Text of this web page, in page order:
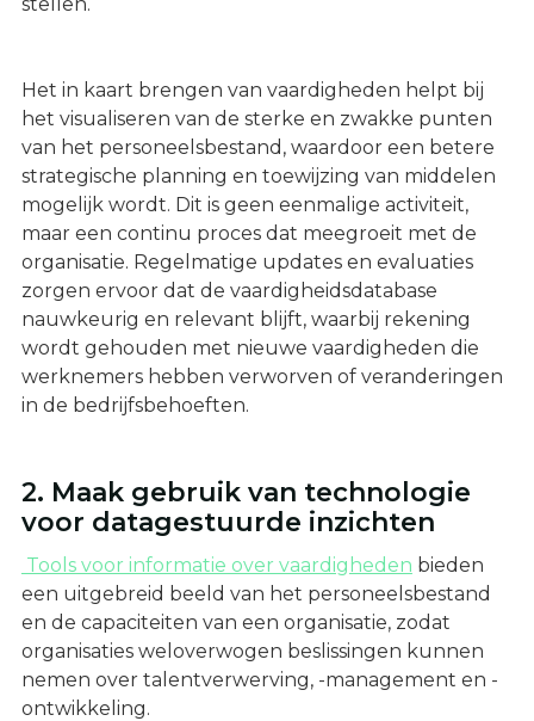
Het in kaart brengen van vaardigheden helpt bij
het visualiseren van de sterke en zwakke punten
van het personeelsbestand, waardoor een betere
strategische planning en toewijzing van middelen
mogelijk wordt. Dit is geen eenmalige activiteit,
maar een continu proces dat meegroeit met de
organisatie. Regelmatige updates en evaluaties
zorgen ervoor dat de vaardigheidsdatabase
nauwkeurig en relevant blijft, waarbij rekening
wordt gehouden met nieuwe vaardigheden die
werknemers hebben verworven of veranderingen
in de bedrijfsbehoeften.
2. Maak gebruik van technologie
voor datagestuurde inzichten
‍ Tools voor informatie over vaardigheden bieden
een uitgebreid beeld van het personeelsbestand
en de capaciteiten van een organisatie, zodat
organisaties weloverwogen beslissingen kunnen
nemen over talentverwerving, -management en -
ontwikkeling.